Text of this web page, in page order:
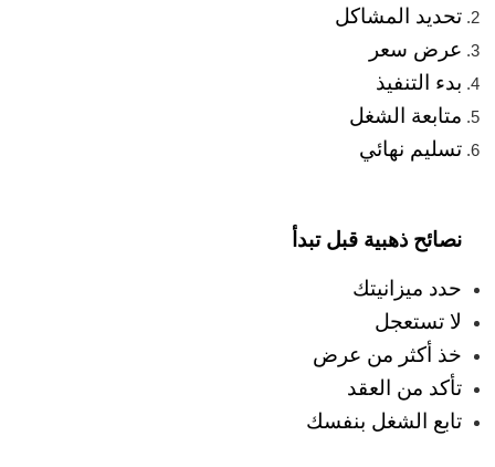
تحديد المشاكل
عرض سعر
بدء التنفيذ
متابعة الشغل
تسليم نهائي
نصائح ذهبية قبل تبدأ
حدد ميزانيتك
لا تستعجل
خذ أكثر من عرض
تأكد من العقد
تابع الشغل بنفسك